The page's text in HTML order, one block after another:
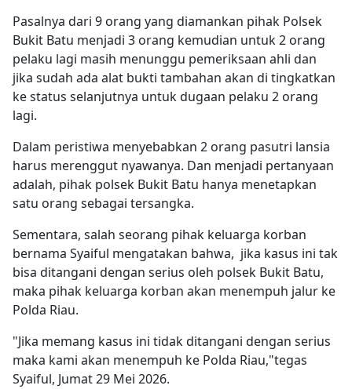
Pasalnya dari 9 orang yang diamankan pihak Polsek
Bukit Batu menjadi 3 orang kemudian untuk 2 orang
pelaku lagi masih menunggu pemeriksaan ahli dan
jika sudah ada alat bukti tambahan akan di tingkatkan
ke status selanjutnya untuk dugaan pelaku 2 orang
lagi.
Dalam peristiwa menyebabkan 2 orang pasutri lansia
harus merenggut nyawanya. Dan menjadi pertanyaan
adalah, pihak polsek Bukit Batu hanya menetapkan
satu orang sebagai tersangka.
Sementara, salah seorang pihak keluarga korban
bernama Syaiful mengatakan bahwa, jika kasus ini tak
bisa ditangani dengan serius oleh polsek Bukit Batu,
maka pihak keluarga korban akan menempuh jalur ke
Polda Riau.
"Jika memang kasus ini tidak ditangani dengan serius
maka kami akan menempuh ke Polda Riau,"tegas
Syaiful, Jumat 29 Mei 2026.